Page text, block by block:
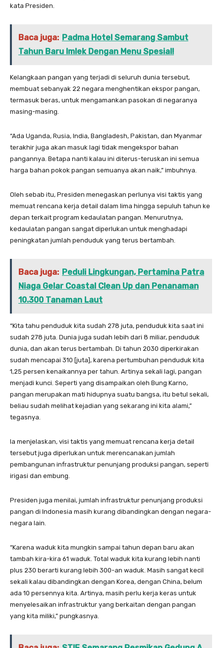
kata Presiden.
Baca juga: Padma Hotel Semarang Sambut
Tahun Baru Imlek Dengan Menu Spesial!
Kelangkaan pangan yang terjadi di seluruh dunia tersebut,
membuat sebanyak 22 negara menghentikan ekspor pangan,
termasuk beras, untuk mengamankan pasokan di negaranya
masing-masing.
“Ada Uganda, Rusia, India, Bangladesh, Pakistan, dan Myanmar
terakhir juga akan masuk lagi tidak mengekspor bahan
pangannya. Betapa nanti kalau ini diterus-teruskan ini semua
harga bahan pokok pangan semuanya akan naik,” imbuhnya.
Oleh sebab itu, Presiden menegaskan perlunya visi taktis yang
memuat rencana kerja detail dalam lima hingga sepuluh tahun ke
depan terkait program kedaulatan pangan. Menurutnya,
kedaulatan pangan sangat diperlukan untuk menghadapi
peningkatan jumlah penduduk yang terus bertambah.
Baca juga: Peduli Lingkungan, Pertamina Patra
Niaga Gelar Coastal Clean Up dan Penanaman
10.300 Tanaman Laut
“Kita tahu penduduk kita sudah 278 juta, penduduk kita saat ini
sudah 278 juta. Dunia juga sudah lebih dari 8 miliar, penduduk
dunia, dan akan terus bertambah. Di tahun 2030 diperkirakan
sudah mencapai 310 [juta], karena pertumbuhan penduduk kita
1,25 persen kenaikannya per tahun. Artinya sekali lagi, pangan
menjadi kunci. Seperti yang disampaikan oleh Bung Karno,
pangan merupakan mati hidupnya suatu bangsa, itu betul sekali,
beliau sudah melihat kejadian yang sekarang ini kita alami,”
tegasnya.
Ia menjelaskan, visi taktis yang memuat rencana kerja detail
tersebut juga diperlukan untuk merencanakan jumlah
pembangunan infrastruktur penunjang produksi pangan, seperti
irigasi dan embung.
Presiden juga menilai, jumlah infrastruktur penunjang produksi
pangan di Indonesia masih kurang dibandingkan dengan negara-
negara lain.
“Karena waduk kita mungkin sampai tahun depan baru akan
tambah kira-kira 61 waduk. Total waduk kita kurang lebih nanti
plus 230 berarti kurang lebih 300-an waduk. Masih sangat kecil
sekali kalau dibandingkan dengan Korea, dengan China, belum
ada 10 persennya kita. Artinya, masih perlu kerja keras untuk
menyelesaikan infrastruktur yang berkaitan dengan pangan
yang kita miliki,” pungkasnya.